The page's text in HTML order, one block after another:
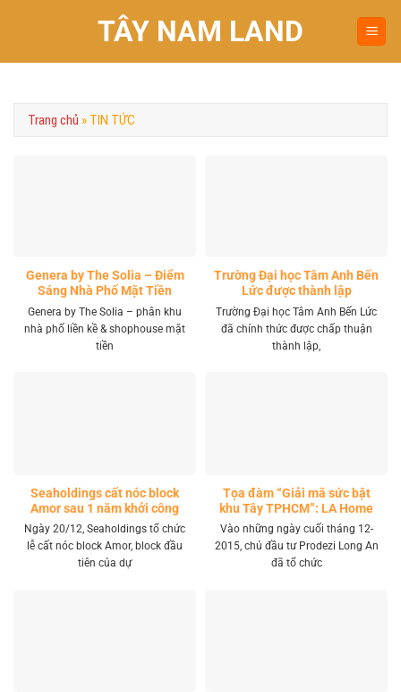
TÂY NAM LAND
Trang chủ » TIN TỨC
Genera by The Solia – Điểm
Sáng Nhà Phố Mặt Tiền
Vành Đai 4 Khu Tây
Genera by The Solia – phân khu
nhà phố liền kề & shophouse mặt
tiền
Trường Đại học Tâm Anh Bến
Lức được thành lập
Trường Đại học Tâm Anh Bến Lức
đã chính thức được chấp thuận
thành lập,
Seaholdings cất nóc block
Amor sau 1 năm khởi công
Ngày 20/12, Seaholdings tổ chức
lễ cất nóc block Amor, block đầu
tiên của dự
Tọa đàm “Giải mã sức bật
khu Tây TPHCM”: LA Home
khai mở tọa độ đầu tư mới
Vào những ngày cuối tháng 12-
2015, chủ đầu tư Prodezi Long An
đã tổ chức